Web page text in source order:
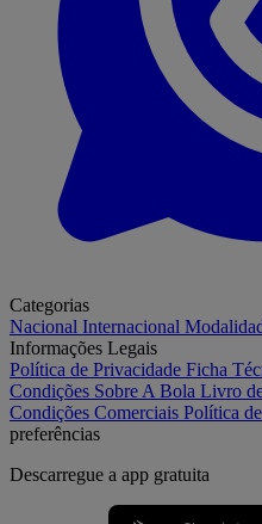
Categorias
Nacional Internacional
Informações Legais
Política de Privacidade Ficha
Condições Sobre A Bola Livro
Condições Comerciais Política
preferências
Descarregue a app gratuita